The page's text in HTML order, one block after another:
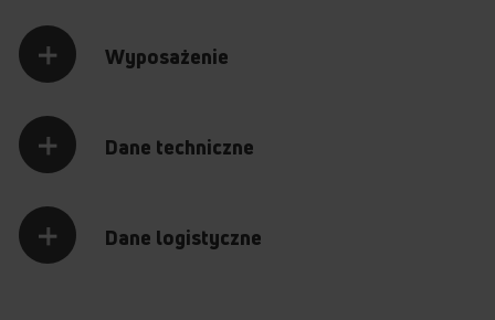
Wyposażenie
Dane techniczne
Dane logistyczne